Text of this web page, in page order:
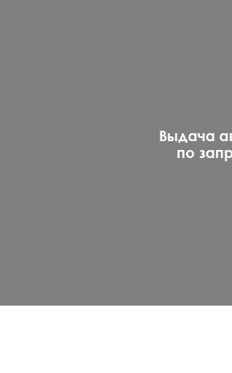
Выдача
по